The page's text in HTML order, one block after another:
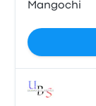
Mangochi